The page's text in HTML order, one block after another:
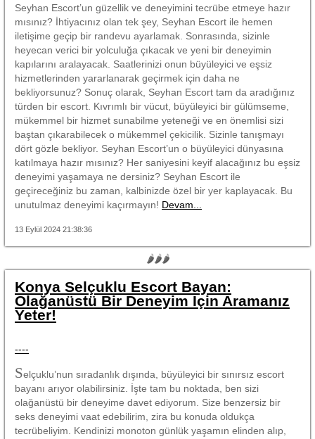
Seyhan Escort’un güzellik ve deneyimini tecrübe etmeye hazır
mısınız? İhtiyacınız olan tek şey, Seyhan Escort ile hemen
iletişime geçip bir randevu ayarlamak. Sonrasında, sizinle
heyecan verici bir yolculuğa çıkacak ve yeni bir deneyimin
kapılarını aralayacak. Saatlerinizi onun büyüleyici ve eşsiz
hizmetlerinden yararlanarak geçirmek için daha ne
bekliyorsunuz? Sonuç olarak, Seyhan Escort tam da aradığınız
türden bir escort. Kıvrımlı bir vücut, büyüleyici bir gülümseme,
mükemmel bir hizmet sunabilme yeteneği ve en önemlisi sizi
baştan çıkarabilecek o mükemmel çekicilik. Sizinle tanışmayı
dört gözle bekliyor. Seyhan Escort’un o büyüleyici dünyasına
katılmaya hazır mısınız? Her saniyesini keyif alacağınız bu eşsiz
deneyimi yaşamaya ne dersiniz? Seyhan Escort ile
geçireceğiniz bu zaman, kalbinizde özel bir yer kaplayacak. Bu
unutulmaz deneyimi kaçırmayın! Devam...
13 Eylül 2024 21:38:36
🌶🌶🌶
Konya Selçuklu Escort Bayan:
Olağanüstü Bir Deneyim İçin Aramanız
Yeter!
----
Selçuklu’nun sıradanlık dışında, büyüleyici bir sınırsız escort
bayanı arıyor olabilirsiniz. İşte tam bu noktada, ben sizi
olağanüstü bir deneyime davet ediyorum. Size benzersiz bir
seks deneyimi vaat edebilirim, zira bu konuda oldukça
tecrübeliyim. Kendinizi monoton günlük yaşamın elinden alıp,